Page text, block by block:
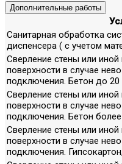
Дополнительные работы
Санитарная обработка
диспенсера ( с учетом
Сверление стены или
поверхности в случае
подключения. Бетон до 20
Сверление стены или
поверхности в случае
подключения. Бетон
Сверление стены или
поверхности в случае
подключения.